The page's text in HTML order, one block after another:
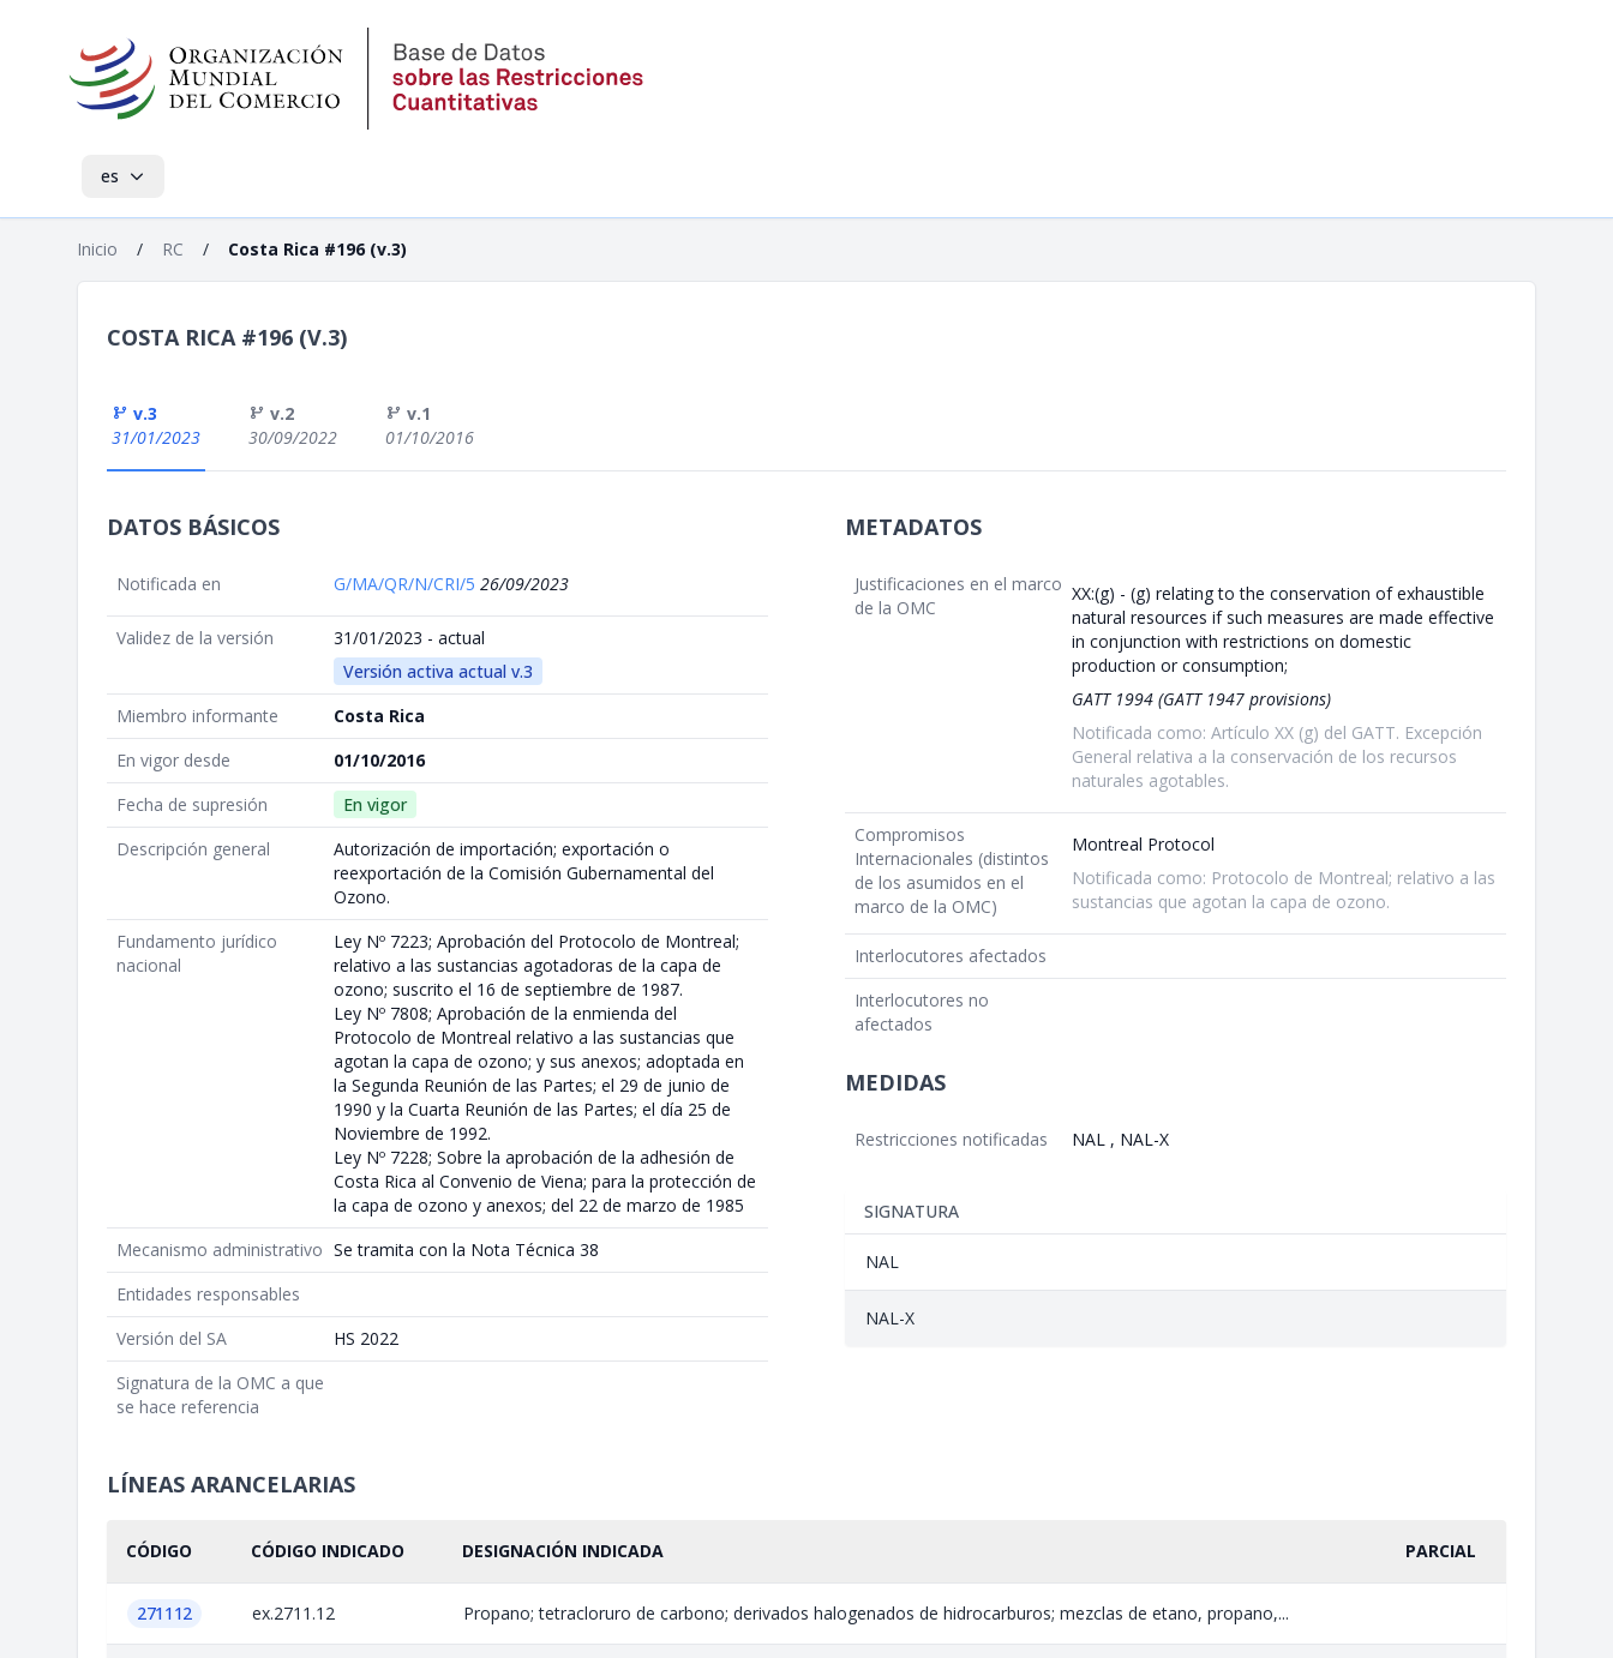
es
Inicio / RC / Costa Rica #196 (v.3)
COSTA RICA #196 (V.3)
v.3
31/01/2023
v.2
30/09/2022
v.1
01/10/2016
DATOS BÁSICOS
Notificada en G/MA/QR/N/CRI/5 26/09/2023
Validez de la versión
31/01/2023 - actual
Versión activa actual v.3
Miembro informante
Costa Rica
En vigor desde
01/10/2016
Fecha de supresión
En vigor
Descripción general
Autorización de importación; exportación o
reexportación de la Comisión Gubernamental del
Ozono.
Fundamento jurídico
nacional
Ley Nº 7223; Aprobación del Protocolo de Montreal;
relativo a las sustancias agotadoras de la capa de
ozono; suscrito el 16 de septiembre de 1987.
Ley Nº 7808; Aprobación de la enmienda del
Protocolo de Montreal relativo a las sustancias que
agotan la capa de ozono; y sus anexos; adoptada en
la Segunda Reunión de las Partes; el 29 de junio de
1990 y la Cuarta Reunión de las Partes; el día 25 de
Noviembre de 1992.
Ley Nº 7228; Sobre la aprobación de la adhesión de
Costa Rica al Convenio de Viena; para la protección de
la capa de ozono y anexos; del 22 de marzo de 1985
Mecanismo administrativo Se tramita con la Nota Técnica 38
Entidades responsables
Versión del SA
HS 2022
Signatura de la OMC a que
se hace referencia
METADATOS
Justificaciones en el marco
de la OMC
XX:(g) - (g) relating to the conservation of exhaustible
natural resources if such measures are made effective
in conjunction with restrictions on domestic
production or consumption;
GATT 1994 (GATT 1947 provisions)
Notificada como: Artículo XX (g) del GATT. Excepción
General relativa a la conservación de los recursos
naturales agotables.
Compromisos
Internacionales (distintos
de los asumidos en el
marco de la OMC)
Montreal Protocol
Notificada como: Protocolo de Montreal; relativo a las
sustancias que agotan la capa de ozono.
Interlocutores afectados
Interlocutores no
afectados
MEDIDAS
Restricciones notificadas NAL , NAL-X
SIGNATURA
NAL
NAL-X
LÍNEAS ARANCELARIAS
CÓDIGO CÓDIGO INDICADO DESIGNACIÓN INDICADA PARCIAL
271112 ex.2711.12 Propano; tetracloruro de carbono; derivados halogenados de hidrocarburos; mezclas de etano, propano,...